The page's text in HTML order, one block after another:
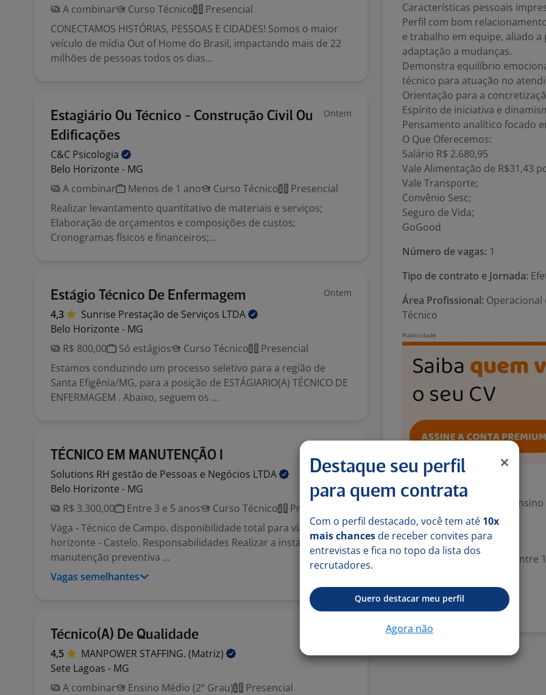
A combinar
Curso Técnico
Presencial
CONECTAMOS HISTÓRIAS, PESSOAS E CIDADES! Somos o maior
veículo de mídia Out of Home do Brasil, impactando mais de 22
milhões de pessoas todos os dias...
Estagiário Ou Técnico - Construção Civil Ou
Edificações
Ontem
C&C Psicologia
Belo Horizonte - MG
A combinar
Menos de 1 ano Curso Técnico
Presencial
Realizar levantamento quantitativo de materiais e serviços;
Elaboração de orçamentos e composições de custos;
Cronogramas físicos e financeiros;...
Estágio Técnico De Enfermagem Ontem
4,3 Sunrise Prestação de Serviços LTDA
Belo Horizonte - MG
R$ 800,00
Só estágios Curso Técnico
Presencial
Estamos conduzindo um processo seletivo para a região de
Santa Efigênia/MG, para a posição de ESTÁGIARIO(A) TÉCNICO DE
ENFERMAGEM . Abaixo, seguem os ...
TÉCNICO EM MANUTENÇÃO I
Solutions RH gestão de Pessoas e Negócios LTDA
Belo Horizonte - MG
R$ 3.300,00
Entre 3 e 5 anos Curso Técnico
Presencial
Vaga - Técnico de Campo. disponibilidade total para viagens. Belo
horizonte - Castelo. Responsabilidades Realizar a instalação,
manutenção preventiva ...
Vagas semelhantes
Técnico(A) De Qualidade
4,5 MANPOWER STAFFING. (Matriz)
Sete Lagoas - MG
A combinar
Ensino Médio (2º Grau)
Presencial
Características pessoais
Perfil com bom
e trabalho em equipe, aliado
adaptação a mudanças.
Demonstra equilíbrio
técnico para atuação no
Orientação para a
Espírito de iniciativa e
Pensamento analítico focado
O Que Oferecemos:
Salário R$ 2.680,95
Vale Alimentação de R$31,43
Vale Transporte;
Convênio Sesc;
Seguro de Vida;
GoGood
Número de vagas: 1
Tipo de contrato e Jornada:
Área Profissional: Operacional
Técnico
Escolaridade Mínima:
Valorizado
Experiência desejada: Entre
Denunciar vaga
Destaque seu perfil
para quem contrata
Com o perfil destacado, você tem até 10x
mais chances de receber convites para
entrevistas e fica no topo da lista dos
recrutadores.
Quero destacar meu perfil
Agora não